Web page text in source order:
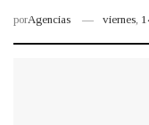
porAgencias viernes,